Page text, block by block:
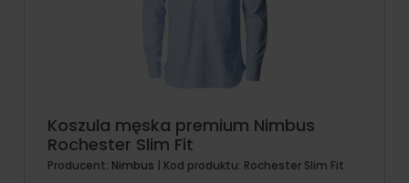
Koszula męska premium Nimbus
Rochester Slim Fit
Producent: Nimbus | Kod produktu: Rochester Slim Fit